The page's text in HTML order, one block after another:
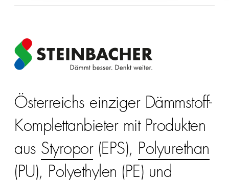
Österreichs einziger Dämmstoff-
Komplettanbieter mit Produkten
aus Styropor(EPS), Polyurethan
(PU), Polyethylen (PE) und